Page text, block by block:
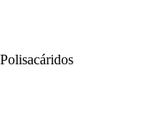
Polisacáridos